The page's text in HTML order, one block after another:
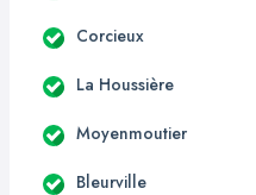
Corcieux
La Houssière
Moyenmoutier
Bleurville